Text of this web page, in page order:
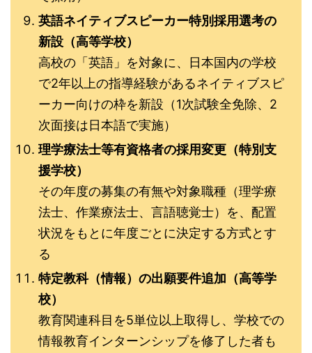
英語ネイティブスピーカー特別採用選考の
新設（高等学校）
高校の「英語」を対象に、日本国内の学校
で2年以上の指導経験があるネイティブスピ
ーカー向けの枠を新設（1次試験全免除、2
次面接は日本語で実施）
理学療法士等有資格者の採用変更（特別支
援学校）
その年度の募集の有無や対象職種（理学療
法士、作業療法士、言語聴覚士）を、配置
状況をもとに年度ごとに決定する方式とす
る
特定教科（情報）の出願要件追加（高等学
校）
教育関連科目を5単位以上取得し、学校での
情報教育インターンシップを修了した者も